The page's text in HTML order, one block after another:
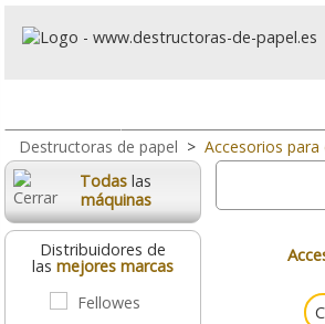
Destructoras de papel > Accesorios
Todas las
máquinas
Distribuidores de
las mejores marcas